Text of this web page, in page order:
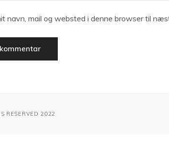
navn, mail og websted i denne browser til
RESERVED 2022